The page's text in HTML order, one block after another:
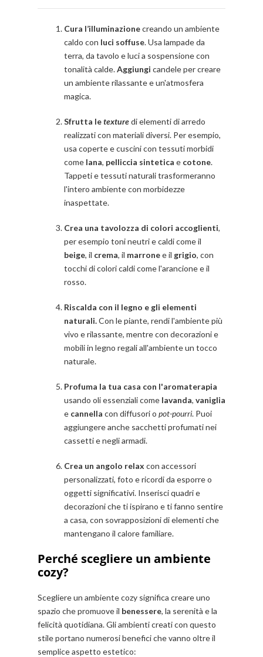
Cura l’illuminazionecreando un ambiente
caldo con luci soffuse. Usa lampade da
terra, da tavolo e luci a sospensione con
tonalità calde.Aggiungi candele per creare
un ambiente rilassante e un'atmosfera
magica.
Sfrutta letexturedi elementi di arredo
realizzati con materiali diversi. Per esempio,
usa coperte e cuscini con tessuti morbidi
come lana, pelliccia sintetica e cotone.
Tappeti e tessuti naturali trasformeranno
l'intero ambiente con morbidezze
inaspettate.
Crea una tavolozza di colori accoglienti,
per esempio toni neutri e caldi come il
beige, il crema, il marronee il grigio, con
tocchi di colori caldi come l'arancione e il
rosso.
Riscalda con il legno e gli elementi
naturali.Con le piante, rendi l'ambiente più
vivo e rilassante, mentre con decorazioni e
mobili in legno regali all'ambiente un tocco
naturale.
Profuma la tua casa con l'aromaterapia
usando oli essenziali come lavanda, vaniglia
e cannella con diffusori o pot-pourri. Puoi
aggiungere anche sacchetti profumati nei
cassetti e negli armadi.
Crea un angolo relax con accessori
personalizzati, foto e ricordi da esporre o
oggetti significativi. Inserisci quadri e
decorazioni che ti ispirano e ti fanno sentire
a casa, con sovrapposizioni di elementi che
mantengano il calore familiare.
Perché scegliere un ambiente
cozy?
Scegliere un ambiente cozy significa creare uno
spazio che promuove il benessere, la serenità e la
felicità quotidiana. Gli ambienti creati con questo
stile portano numerosi benefici che vanno oltre il
semplice aspetto estetico: